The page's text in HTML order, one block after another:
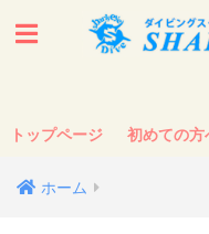
トップページ 初めての方
ホーム